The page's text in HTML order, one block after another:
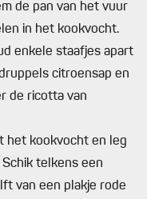
de pan van het vuur
in het kookvocht.
enkele staafjes apart
citroensap en
de ricotta van
het kookvocht en leg
telkens een
van een plakje rode